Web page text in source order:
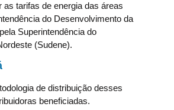
as tarifas de energia das áreas
do Desenvolvimento da
Superintendência do
(Sudene).
de distribuição desses
beneficiadas.